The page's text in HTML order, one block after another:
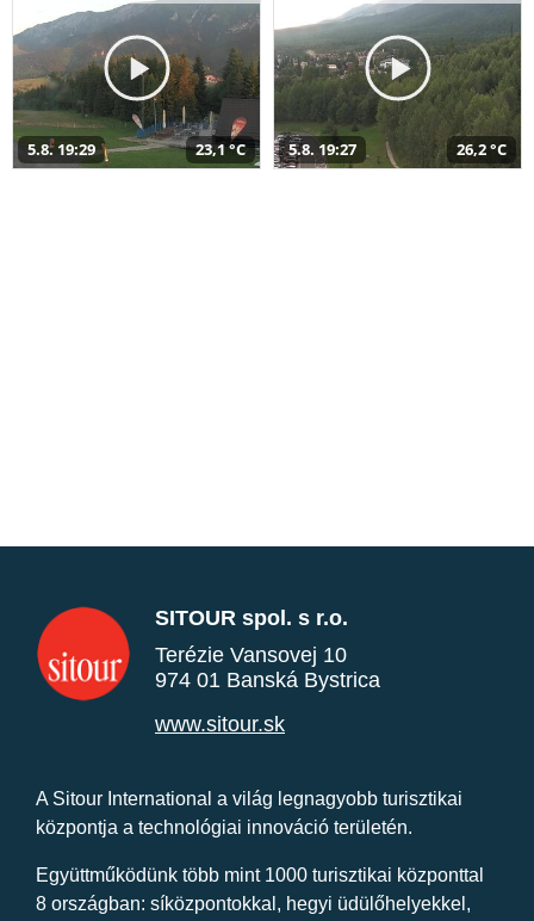
5.8. 19:29 23,1 °C 5.8. 19:27 26,2 °C
SITOUR spol. s r.o.
Terézie Vansovej 10
974 01 Banská Bystrica
www.sitour.sk
A Sitour International a világ legnagyobb turisztikai
központja a technológiai innováció területén.
Együttműködünk több mint 1000 turisztikai központtal
8 országban: síközpontokkal, hegyi üdülőhelyekkel,